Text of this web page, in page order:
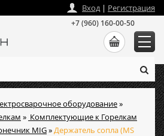
оборудование»
» Комплектующие к Горелкам
MIG»Держатель сопла (MS
Вход| Регистрация
+7 (960) 160-00-50